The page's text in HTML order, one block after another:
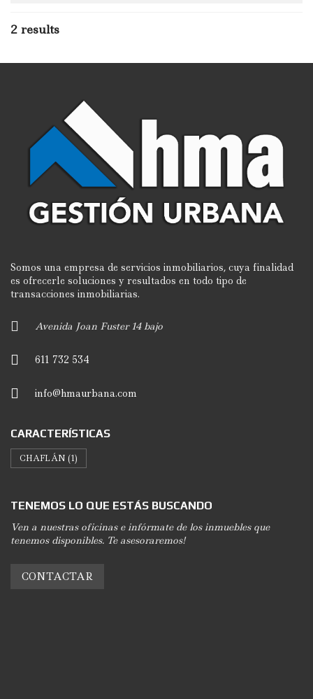
2 results
Somos una empresa de servicios inmobiliarios, cuya finalidad
es ofrecerle soluciones y resultados en todo tipo de
transacciones inmobiliarias.
Avenida Joan Fuster 14 bajo
611 732 534
info@hmaurbana.com
CARACTERÍSTICAS
CHAFLÁN (1)
TENEMOS LO QUE ESTÁS BUSCANDO
Ven a nuestras oficinas e infórmate de los inmuebles que
tenemos disponibles. Te asesoraremos!
CONTACTAR